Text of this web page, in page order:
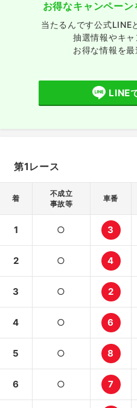
お得なキャンペーン
当たるんです公式LINE
抽選情報やキャ
お得な情報を最
LINE
第1レース
着
不成立
事故等
車番
1 ○ 3
2 ○ 4
3 ○ 2
4 ○ 6
5 ○ 8
6 ○ 7